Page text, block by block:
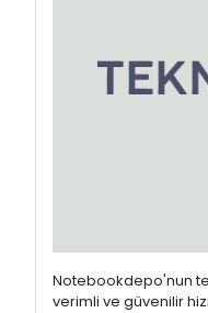
Notebookdepo'nun
verimli ve güvenilir